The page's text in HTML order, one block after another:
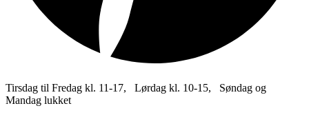
Tirsdag til Fredag kl. 11-17, Lørdag kl. 10-15, Søndag og
Mandag lukket